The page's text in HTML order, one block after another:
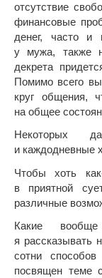
отсутствие
финансовые
денег, часто и
у мужа, также
декрета
Помимо всего
круг общения,
на общее
Некоторых
и каждодневные
Чтобы хоть
в приятной
различные
Какие
я рассказывать
сотни
посвящен теме